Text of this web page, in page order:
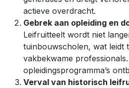
actieve overdracht.
Gebrek aan opleiding en
Leifruitteelt wordt niet
tuinbouwscholen, wat leidt
vakbekwame
opleidingsprogramma’s
Verval van historisch